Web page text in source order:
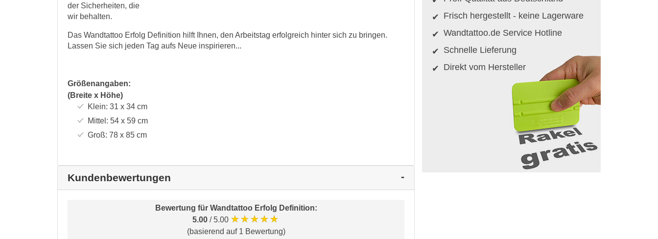
der Sicherheiten, die
wir behalten.
Das Wandtattoo Erfolg Definition hilft Ihnen, den Arbeitstag erfolgreich hinter sich zu bringen.
Lassen Sie sich jeden Tag aufs Neue inspirieren...
Größenangaben:
(Breite x Höhe)
Klein: 31 x 34cm
Mittel: 54 x 59 cm
Groß: 78 x 85cm
Kundenbewertungen
Bewertung für Wandtattoo Erfolg Definition:
5.00 / 5.00 ★★★★★
(basierend auf 1 Bewertung)
Frisch hergestellt - keine Lagerware
Wandtattoo.de Service Hotline
Schnelle Lieferung
Direkt vom Hersteller